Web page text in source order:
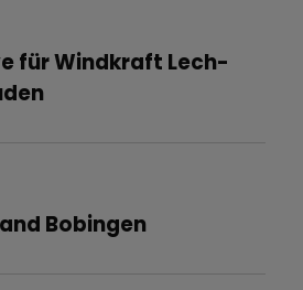
für Windkraft Lech-
Bobingen